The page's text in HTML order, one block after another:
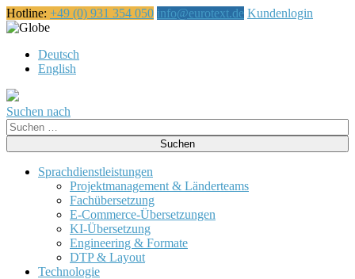
Hotline: +49 (0) 931 354 050 info@eurotext.de Kundenlogin
Deutsch
English
Suchen nach
Suche
nach:
Sprachdienstleistungen
Projektmanagement & Länderteams
Fachübersetzung
E-Commerce-Übersetzungen
KI-Übersetzung
Engineering & Formate
DTP & Layout
Technologie